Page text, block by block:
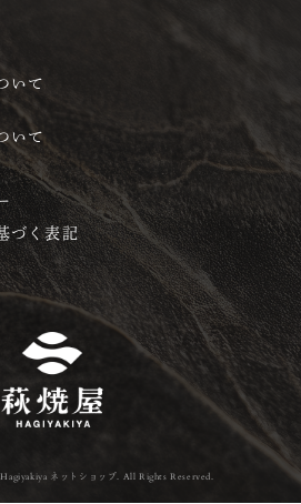
いて
いて
づく表記
ネットショップ. All Rights Reserved.